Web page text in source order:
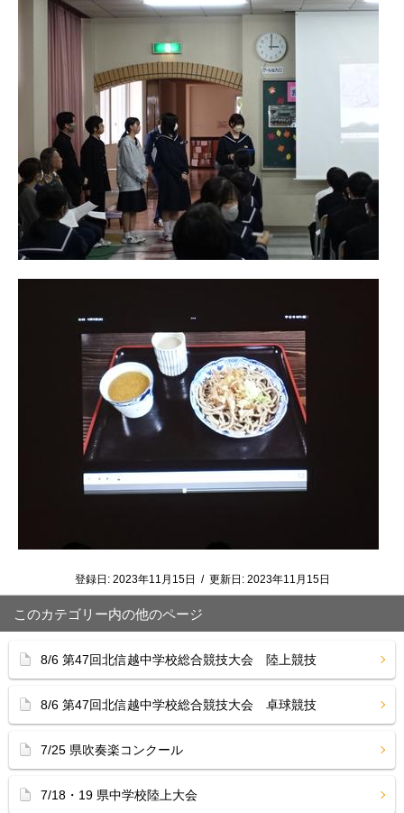
登録日: 2023年11月15日 / 更新日: 2023年11月15日
このカテゴリー内の他のページ
8/6 第47回北信越中学校総合競技大会 陸上競技
8/6 第47回北信越中学校総合競技大会 卓球競技
7/25 県吹奏楽コンクール
7/18・19 県中学校陸上大会